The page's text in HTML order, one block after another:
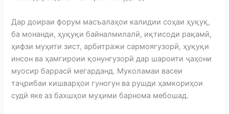
Дар доираи форум масъалаҳои калидии соҳаи ҳуқуқ,
ба монанди, ҳуқуқи байналмилалӣ, иқтисоди рақамӣ,
ҳифзи муҳити зист, арбитражи сармоягузорӣ, ҳуқуқи
инсон ва ҳамгироии қонунгузорӣ дар шароити ҷаҳони
муосир баррасӣ мегарданд. Муколамаи васеи
таҷрибаи кишварҳои гуногун ва рушди ҳамкориҳои
судӣ яке аз бахшҳои муҳими барнома мебошад.